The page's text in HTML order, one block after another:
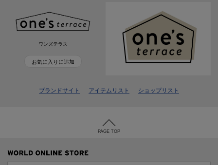
ワンズテラス
お気に入りに追加
ブランドサイト アイテムリスト ショップリスト
PAGE TOP